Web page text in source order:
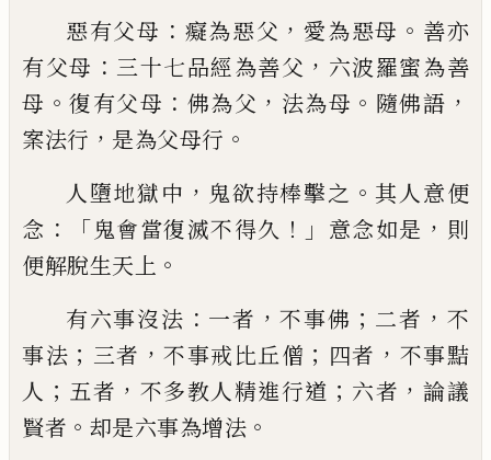
惡有父母 ： 癡為惡父 ，愛為惡母 。 善亦
有父母 ： 三十七品經為善父 ， 六波羅蜜為善
母 。復有父母 ： 佛為父 ， 法為母 。 隨佛語 ，
案法行 ， 是為父母行 。
人墮地獄中 ， 鬼欲持棒擊之 。其人意便
念 ：「鬼會當復滅不得久 ！」 意念如是 ， 則
便解脫生天 上 。
有六事沒法 ： 一者 ，不事佛 ； 二者 ， 不
事法 ； 三者 ，不事戒比丘僧 ； 四者 ， 不事黠
人 ； 五者 ， 不多教人精進行道 ； 六者 ，論議
賢者 。 却是六事為增法 。